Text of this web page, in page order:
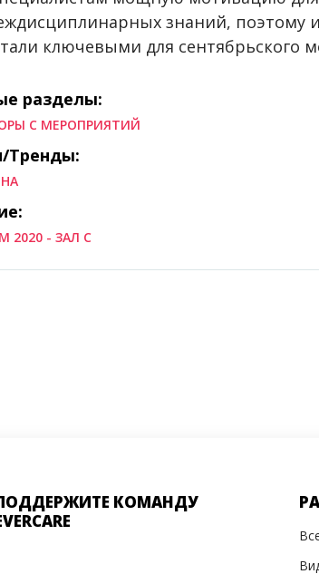
знаний, поэтому
ключевыми для сентябрьского
разделы:
С МЕРОПРИЯТИЙ
Тренды:
2020 - ЗАЛ C
КОМАНДУ